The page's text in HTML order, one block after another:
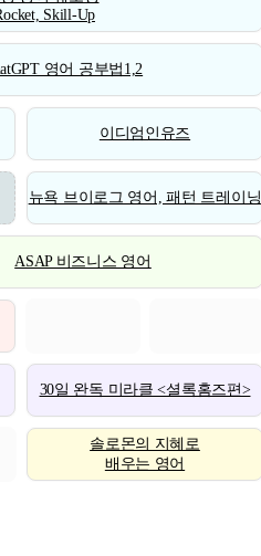
Skill-Up
영어 공부법1,2
이디엄인유즈
뉴욕 브이로그 영어, 패턴 트레이닝
ASAP 비즈니스 영어
30일 완독 미라클 <셜록홈즈편>
솔로몬의 지혜로
배우는 영어